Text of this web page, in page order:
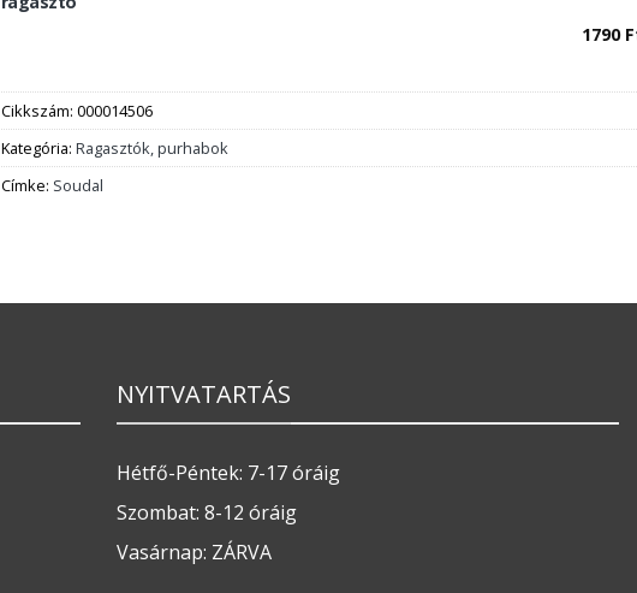
1790
Cikkszám: 000014506
Kategória: Ragasztók, purhabok
Címke: Soudal
NYITVATARTÁS
Hétfő-Péntek: 7-17 óráig
Szombat: 8-12 óráig
Vasárnap: ZÁRVA